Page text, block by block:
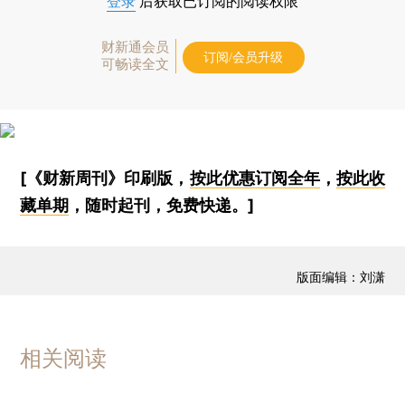
财新通会员
可畅读全文
订阅/会员升级
[《财新周刊》印刷版， 按此优惠订阅全年， 按此收
藏单期 ，随时起刊，免费快递。]
版面编辑：刘潇
相关阅读